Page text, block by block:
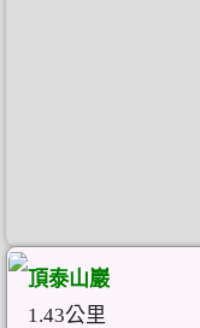
頂泰山巖
1.43公里